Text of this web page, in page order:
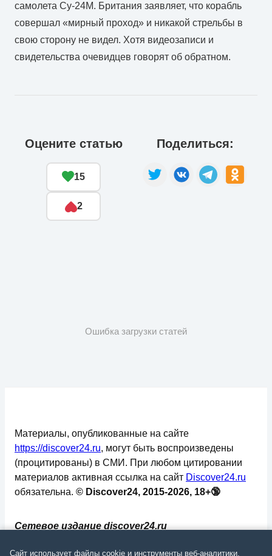
самолета Су-24М. Британия заявляет, что корабль
совершал «мирный проход» и никакой стрельбы в
свою сторону не видел. Хотя видеозаписи и
свидетельства очевидцев говорят об обратном.
Оцените статью
15
2
Поделиться:
Ошибка загрузки статей
Сетевое издание discover24.ru
Материалы, опубликованные на сайте
https://discover24.ru, могут быть воспроизведены
(процитированы) в СМИ. При любом цитировании
материалов активная ссылка на сайт Discover24.ru
обязательна. © Discover24, 2015-2026, 18+🔞
Сайт использует файлы cookie и инструменты веб-аналитики.